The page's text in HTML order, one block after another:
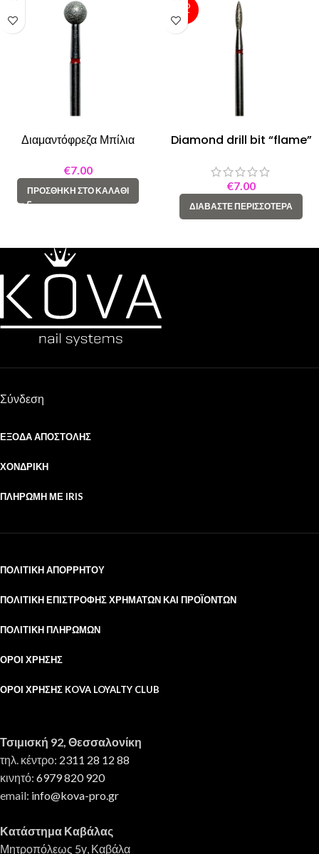
Διαμαντόφρεζα Μπίλια
€7.00
ΠΡΟΣΘΉΚΗ ΣΤΟ ΚΑΛΆΘΙ
SOLD
OUT
Diamond drill bit “flame”
€7.00
ΔΙΑΒΆΣΤΕ ΠΕΡΙΣΣΌΤΕΡΑ
Σύνδεση
ΈΞΟΔΑ ΑΠΟΣΤΟΛΉΣ
ΧΟΝΔΡΙΚΉ
ΠΛΗΡΩΜΉ ΜΕ IRIS
ΠΟΛΙΤΙΚΉ ΑΠΟΡΡΉΤΟΥ
ΠΟΛΙΤΙΚΉ ΕΠΙΣΤΡΟΦΉΣ ΧΡΗΜΆΤΩΝ ΚΑΙ ΠΡΟΪΌΝΤΩΝ
ΠΟΛΙΤΙΚΉ ΠΛΗΡΩΜΏΝ
ΌΡΟΙ ΧΡΉΣΗΣ
ΌΡΟΙ ΧΡΉΣΗΣ KOVA LOYALTY CLUB
Τσιμισκή 92, Θεσσαλονίκη
τηλ. κέντρο: 2311 28 12 88
κινητό: 6979 820 920
email: info@kova-pro.gr
Κατάστημα Καβάλας
Μητροπόλεως 5γ, Καβάλα